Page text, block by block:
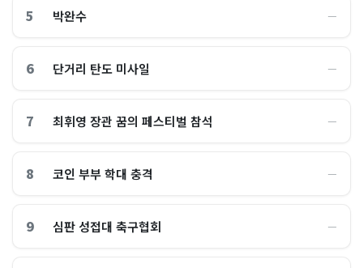
5 박완수 ―
6 단거리 탄도 미사일 ―
7 최휘영 장관 꿈의 페스티벌 참석 ―
8 코인 부부 학대 충격 ―
9 심판 성접대 축구협회 ―